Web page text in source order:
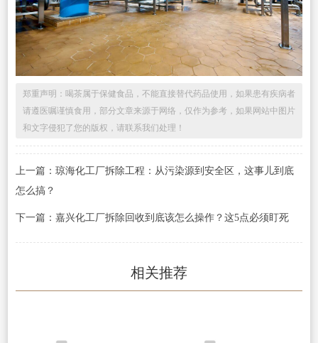
郑重声明：喝茶属于保健食品，不能直接替代药品使用，如果患有疾病者
请遵医嘱谨慎食用，部分文章来源于网络，仅作为参考，如果网站中图片
和文字侵犯了您的版权，请联系我们处理！
上一篇：琼海化工厂拆除工程：从污染源到安全区，这事儿到底
怎么搞？
下一篇：嘉兴化工厂拆除回收到底该怎么操作？这5点必须盯死
相关推荐